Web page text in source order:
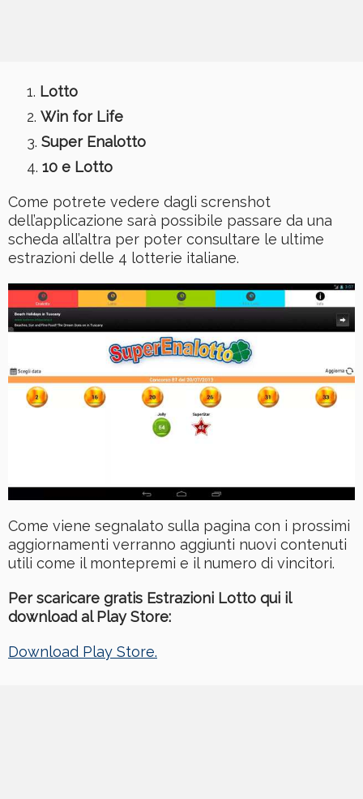
Lotto
Win for Life
Super Enalotto
10 e Lotto
Come potrete vedere dagli screnshot
dell’applicazione sarà possibile passare da una
scheda all’altra per poter consultare le ultime
estrazioni delle 4 lotterie italiane.
Come viene segnalato sulla pagina con i prossimi
aggiornamenti verranno aggiunti nuovi contenuti
utili come il montepremi e il numero di vincitori.
Per scaricare gratis Estrazioni Lotto qui il
download al Play Store:
Download Play Store.